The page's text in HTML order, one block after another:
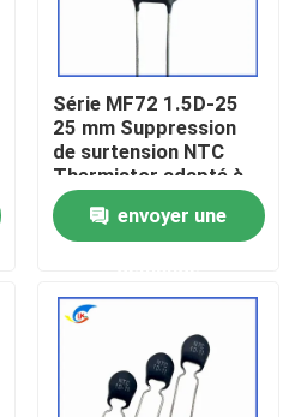
Série MF72 1.5D-25
25 mm Suppression
de surtension NTC
Thermistor adapté à
la commutation de
l'alimentation Audio
amplificateur
envoyer une